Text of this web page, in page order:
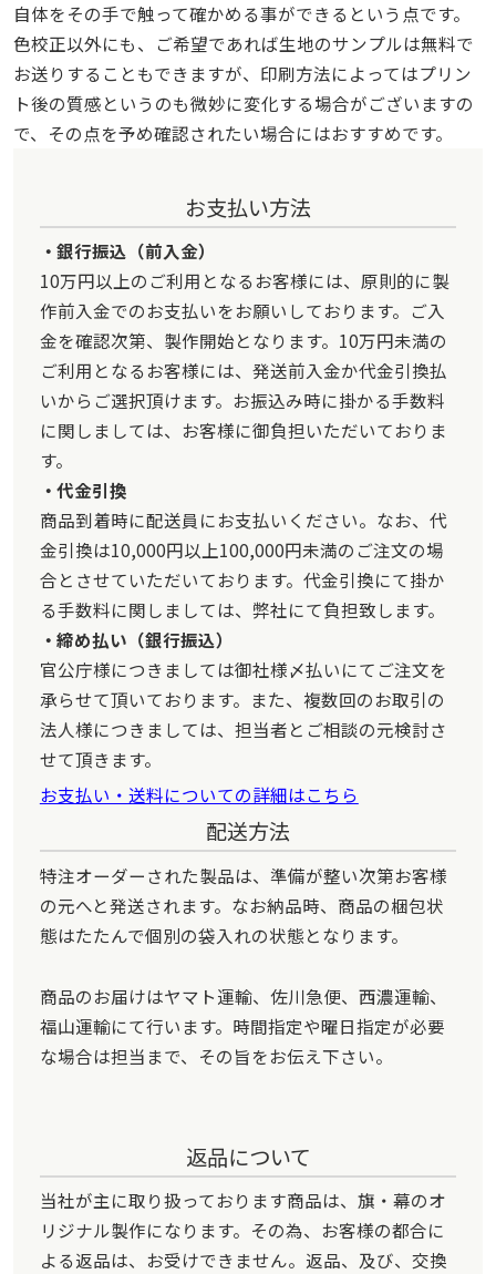
自体をその手で触って確かめる事ができるという点です。
色校正以外にも、ご希望であれば生地のサンプルは無料で
お送りすることもできますが、印刷方法によってはプリン
ト後の質感というのも微妙に変化する場合がございますの
で、その点を予め確認されたい場合にはおすすめです。
お支払い方法
銀行振込（前入金）
10万円以上のご利用となるお客様には、原則的に製
作前入金でのお支払いをお願いしております。ご入
金を確認次第、製作開始となります。10万円未満の
ご利用となるお客様には、発送前入金か代金引換払
いからご選択頂けます。お振込み時に掛かる手数料
に関しましては、お客様に御負担いただいておりま
す。
代金引換
商品到着時に配送員にお支払いください。なお、代
金引換は10,000円以上100,000円未満のご注文の場
合とさせていただいております。代金引換にて掛か
る手数料に関しましては、弊社にて負担致します。
締め払い（銀行振込）
官公庁様につきましては御社様〆払いにてご注文を
承らせて頂いております。また、複数回のお取引の
法人様につきましては、担当者とご相談の元検討さ
せて頂きます。
お支払い・送料についての詳細はこちら
配送方法
特注オーダーされた製品は、準備が整い次第お客様
の元へと発送されます。なお納品時、商品の梱包状
態はたたんで個別の袋入れの状態となります。
商品のお届けはヤマト運輸、佐川急便、西濃運輸、
福山運輸にて行います。時間指定や曜日指定が必要
な場合は担当まで、その旨をお伝え下さい。
返品について
当社が主に取り扱っております商品は、旗・幕のオ
リジナル製作になります。その為、お客様の都合に
よる返品は、お受けできません。返品、及び、交換